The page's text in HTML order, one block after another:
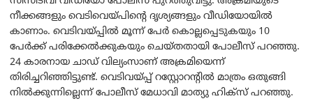
നീക്കങ്ങളും വെടിവെയ്പിന്റെ ദൃശ്യങ്ങളും വീഡിയോയില്‍
കാണാം. വെടിവയ്പ്പിൽ മൂന്ന് പേർ കൊല്ലപ്പെടുകയും 10
പേർക്ക് പരിക്കേൽക്കുകയും ചെയ്തതായി പോലീസ് പറഞ്ഞു.
24 കാരനായ ചാഡ് വില്യംസാണ് അക്രമിയെന്ന്
തിരിച്ചറിഞ്ഞിട്ടുണ്ട്. വെടിവയ്പ്പ് റസ്റ്റോറന്റിൽ മാത്രം ഒതുങ്ങി
നിൽക്കുന്നില്ലെന്ന് പോലീസ് മേധാവി മാത്യു ഹിക്സ് പറഞ്ഞു.